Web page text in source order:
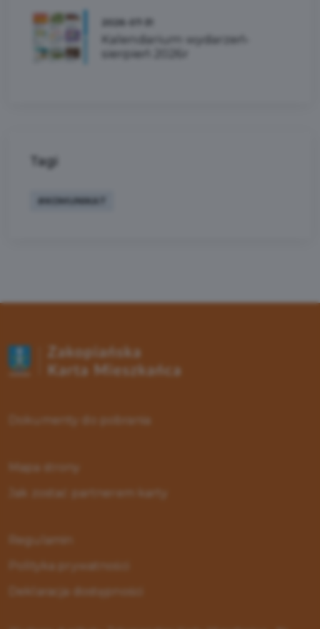
2026-07-31
Kalendarium wydarzeń-
sierpień 2026r
Tagi
#KOMUNIKAT
Dokumenty do pobrania
Mapa strony
Jak zostać partnerem karty
Regulamin
Polityka prywatności
Deklaracja dostępności